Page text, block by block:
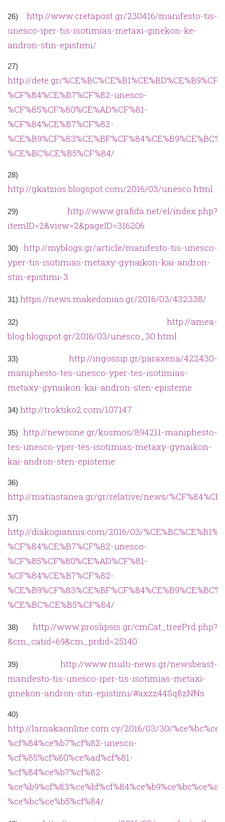
26) http://www.cretapost.gr/230416/manifesto-tis-
unesco-iper-tis-isotimias-metaxi-ginekon-ke-
andron-stin-epistimi/
27)
http://dete.gr/
%CF%84%CE%B7%CF%82-unesco-
%CF%85%CF%80%CE%AD%CF%81-
%CF%84%CE%B7%CF%82-
%CE%BC%CE%B5%CF%84/
28)
http://gkatzios.blogspot.com/2016/03/unesco.html
29) http://www.grafida.net/el/index.php?
itemID=2&view=2&pageID=316206
30) http://myblogs.gr/article/manifesto-tis-unesco-
yper-tis-isotimias-metaxy-gynaikon-kai-andron-
stin-epistimi-3
31) https://news.makedonias.gr/2016/03/432338/
32) http://amea-
blog.blogspot.gr/2016/03/unesco_30.html
33) http://ingossip.gr/paraxena/422430-
maniphesto-tes-unesco-yper-tes-isotimias-
metaxy-gynaikon-kai-andron-sten-episteme
34) http://troktiko2.com/107147
35) http://newsone.gr/kosmos/894211-maniphesto-
tes-unesco-yper-tes-isotimias-metaxy-gynaikon-
kai-andron-sten-episteme
36)
http://matiastanea.gr/gr/relative/news/
37)
http://diakogiannis.com/2016/03/
%CF%84%CE%B7%CF%82-unesco-
%CF%85%CF%80%CE%AD%CF%81-
%CF%84%CE%B7%CF%82-
%CE%BC%CE%B5%CF%84/
38) http://www.proslipsis.gr/cmCat_treePrd.php?
&cm_catid=69&cm_prdid=25140
39) http://www.multi-news.gr/newsbeast-
manifesto-tis-unesco-iper-tis-isotimias-metaxi-
ginekon-andron-stin-epistimi/#axzz44Sq8zNNs
40)
http://larnakaonline.com.cy/2016/03/30/
%cf%84%ce%b7%cf%82-unesco-
%cf%85%cf%80%ce%ad%cf%81-
%cf%84%ce%b7%cf%82-
%ce%bc%ce%b5%cf%84/